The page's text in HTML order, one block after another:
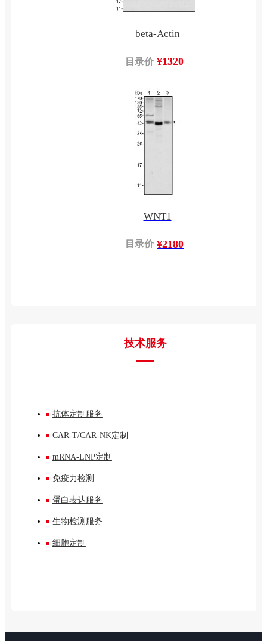
beta-Actin
目录价 ¥1320
WNT1
目录价 ¥2180
技术服务
抗体定制服务
CAR-T/CAR-NK定制
mRNA-LNP定制
免疫力检测
蛋白表达服务
生物检测服务
细胞定制